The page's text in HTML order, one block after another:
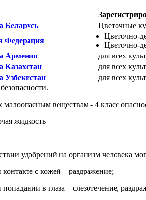
Беларусь
Цветочные
Федерация
Цветочно-
Цветочно-
Армения
для всех
Казахстан
для всех
Узбекистан
для всех
малоопасным веществам - 4 класс
жидкость
удобрений на организм человека
контакте с кожей – раздражение;
попадании в глаза – слезотечение,